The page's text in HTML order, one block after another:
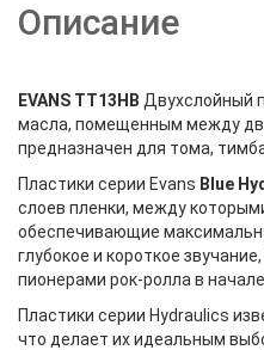
Описание
EVANS TT13HB Двухслойный
масла, помещенным между
предназначен для тома,
Пластики серии Evans Blue
слоев пленки, между
обеспечивающие
глубокое и короткое
пионерами рок-ролла в начале
Пластики серии Hydraulics
что делает их идеальным